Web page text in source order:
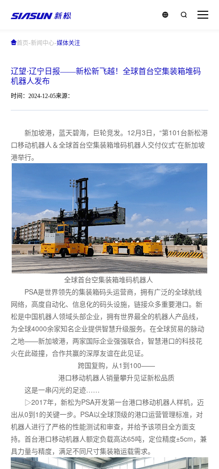
首页-新闻中心-媒体关注
辽望·辽宁日报——新松新飞越！全球首台空集装箱堆码
机器人发布
时间：2024-12-05来源：
新加坡港，蓝天碧海，巨轮竞发。12月3日，“第101台新松港
口移动机器人＆全球首台空集装箱堆码机器人交付仪式”在新加坡
港举行。
全球首台空集装箱堆码机器人
PSA是世界领先的集装箱码头运营商，拥有广泛的全球航线
网络，高度自动化、信息化的码头设施，链接众多重要港口。新
松是中国机器人领域头部企业，拥有世界最全的机器人产品线，
为全球4000余家知名企业提供智慧升级服务。在全球贸易的脉动
之地——新加坡港，两家国际企业强强联合，智慧港口的科技花
火在此碰撞，合作共赢的深厚友谊在此见证。
跨国复购，从1到100——
港口移动机器人销量攀升见证新松品质
这是一串闪光的足迹……
▷2017年，新松为PSA开发第一台港口移动机器人样机，迈
出从0到1的关键一步。PSA以全球顶级的港口运营管理标准，对
机器人进行了严格的性能测试和审查，并给予该项目全方面支
持。首台港口移动机器人额定负载高达65吨，定位精度±5cm，兼
具力量与精度，满足不同尺寸集装箱运载需求。